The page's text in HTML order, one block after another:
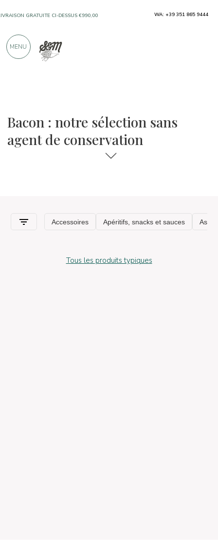
Bacon : notre sélection sans
agent de conservation
Tous les produits typiques
GRATUITE CI-DESSUS €990,00
DES PRODUITS PROVENANT
FABRICANTS
WA: +39 351 865 9444
MENU